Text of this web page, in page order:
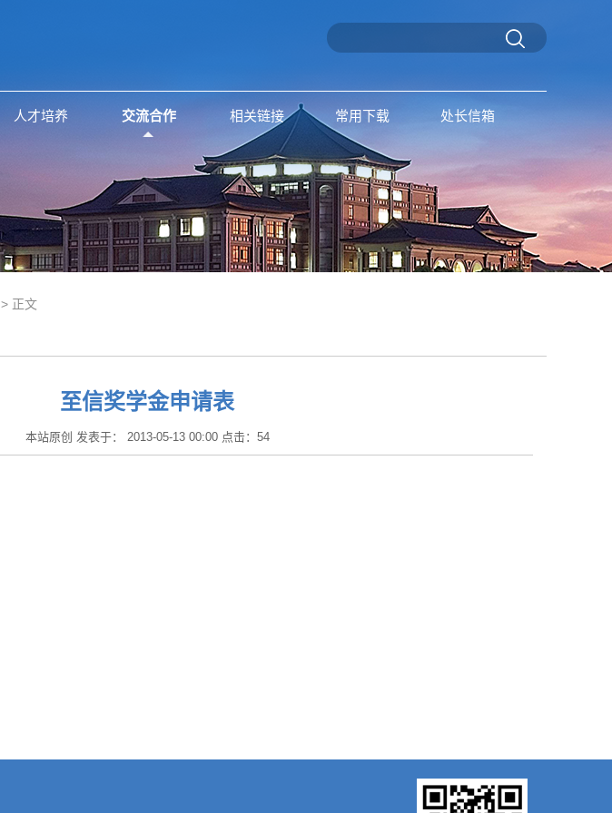
人才培养 交流合作 相关链接 常用下载 处长信箱
> 正文
至信奖学金申请表
本站原创 发表于： 2013-05-13 00:00 点击： 54